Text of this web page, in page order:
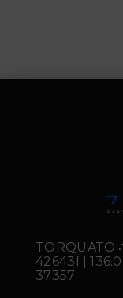
TORQUATO
42643f |
37357